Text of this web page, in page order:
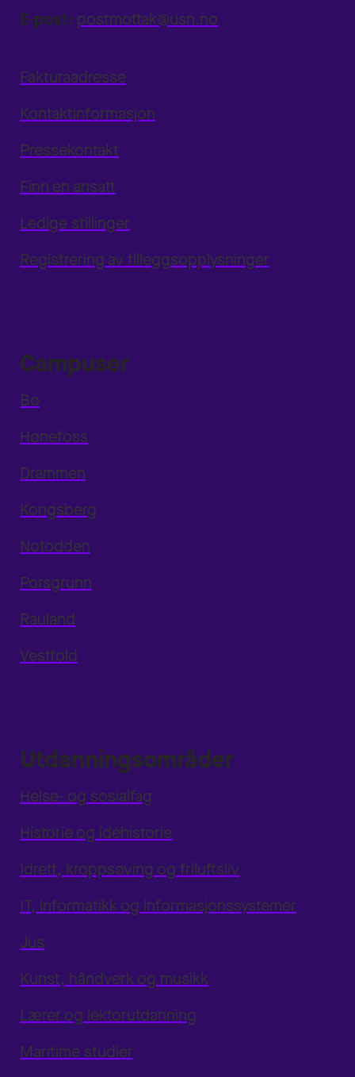
E-post: postmottak@usn.no
Fakturaadresse
Kontaktinformasjon
Pressekontakt
Finn en ansatt
Ledige stillinger
Registrering av tilleggsopplysninger
Campuser
Bø
Hønefoss
Drammen
Kongsberg
Notodden
Porsgrunn
Rauland
Vestfold
Utdanningsområder
Helse- og sosialfag
Historie og idéhistorie
Idrett, kroppsøving og friluftsliv
IT, informatikk og informasjonssystemer
Jus
Kunst, håndverk og musikk
Lærer og lektorutdanning
Maritime studier